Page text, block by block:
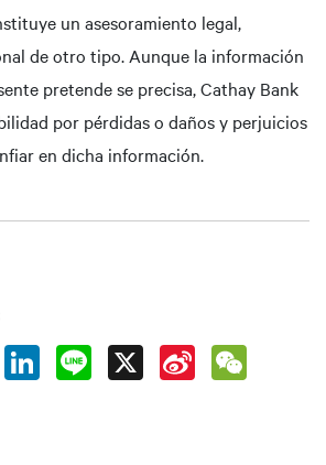
un asesoramiento legal,
de otro tipo. Aunque la información
pretende se precisa, Cathay Bank
por pérdidas o daños y perjuicios
en dicha información.